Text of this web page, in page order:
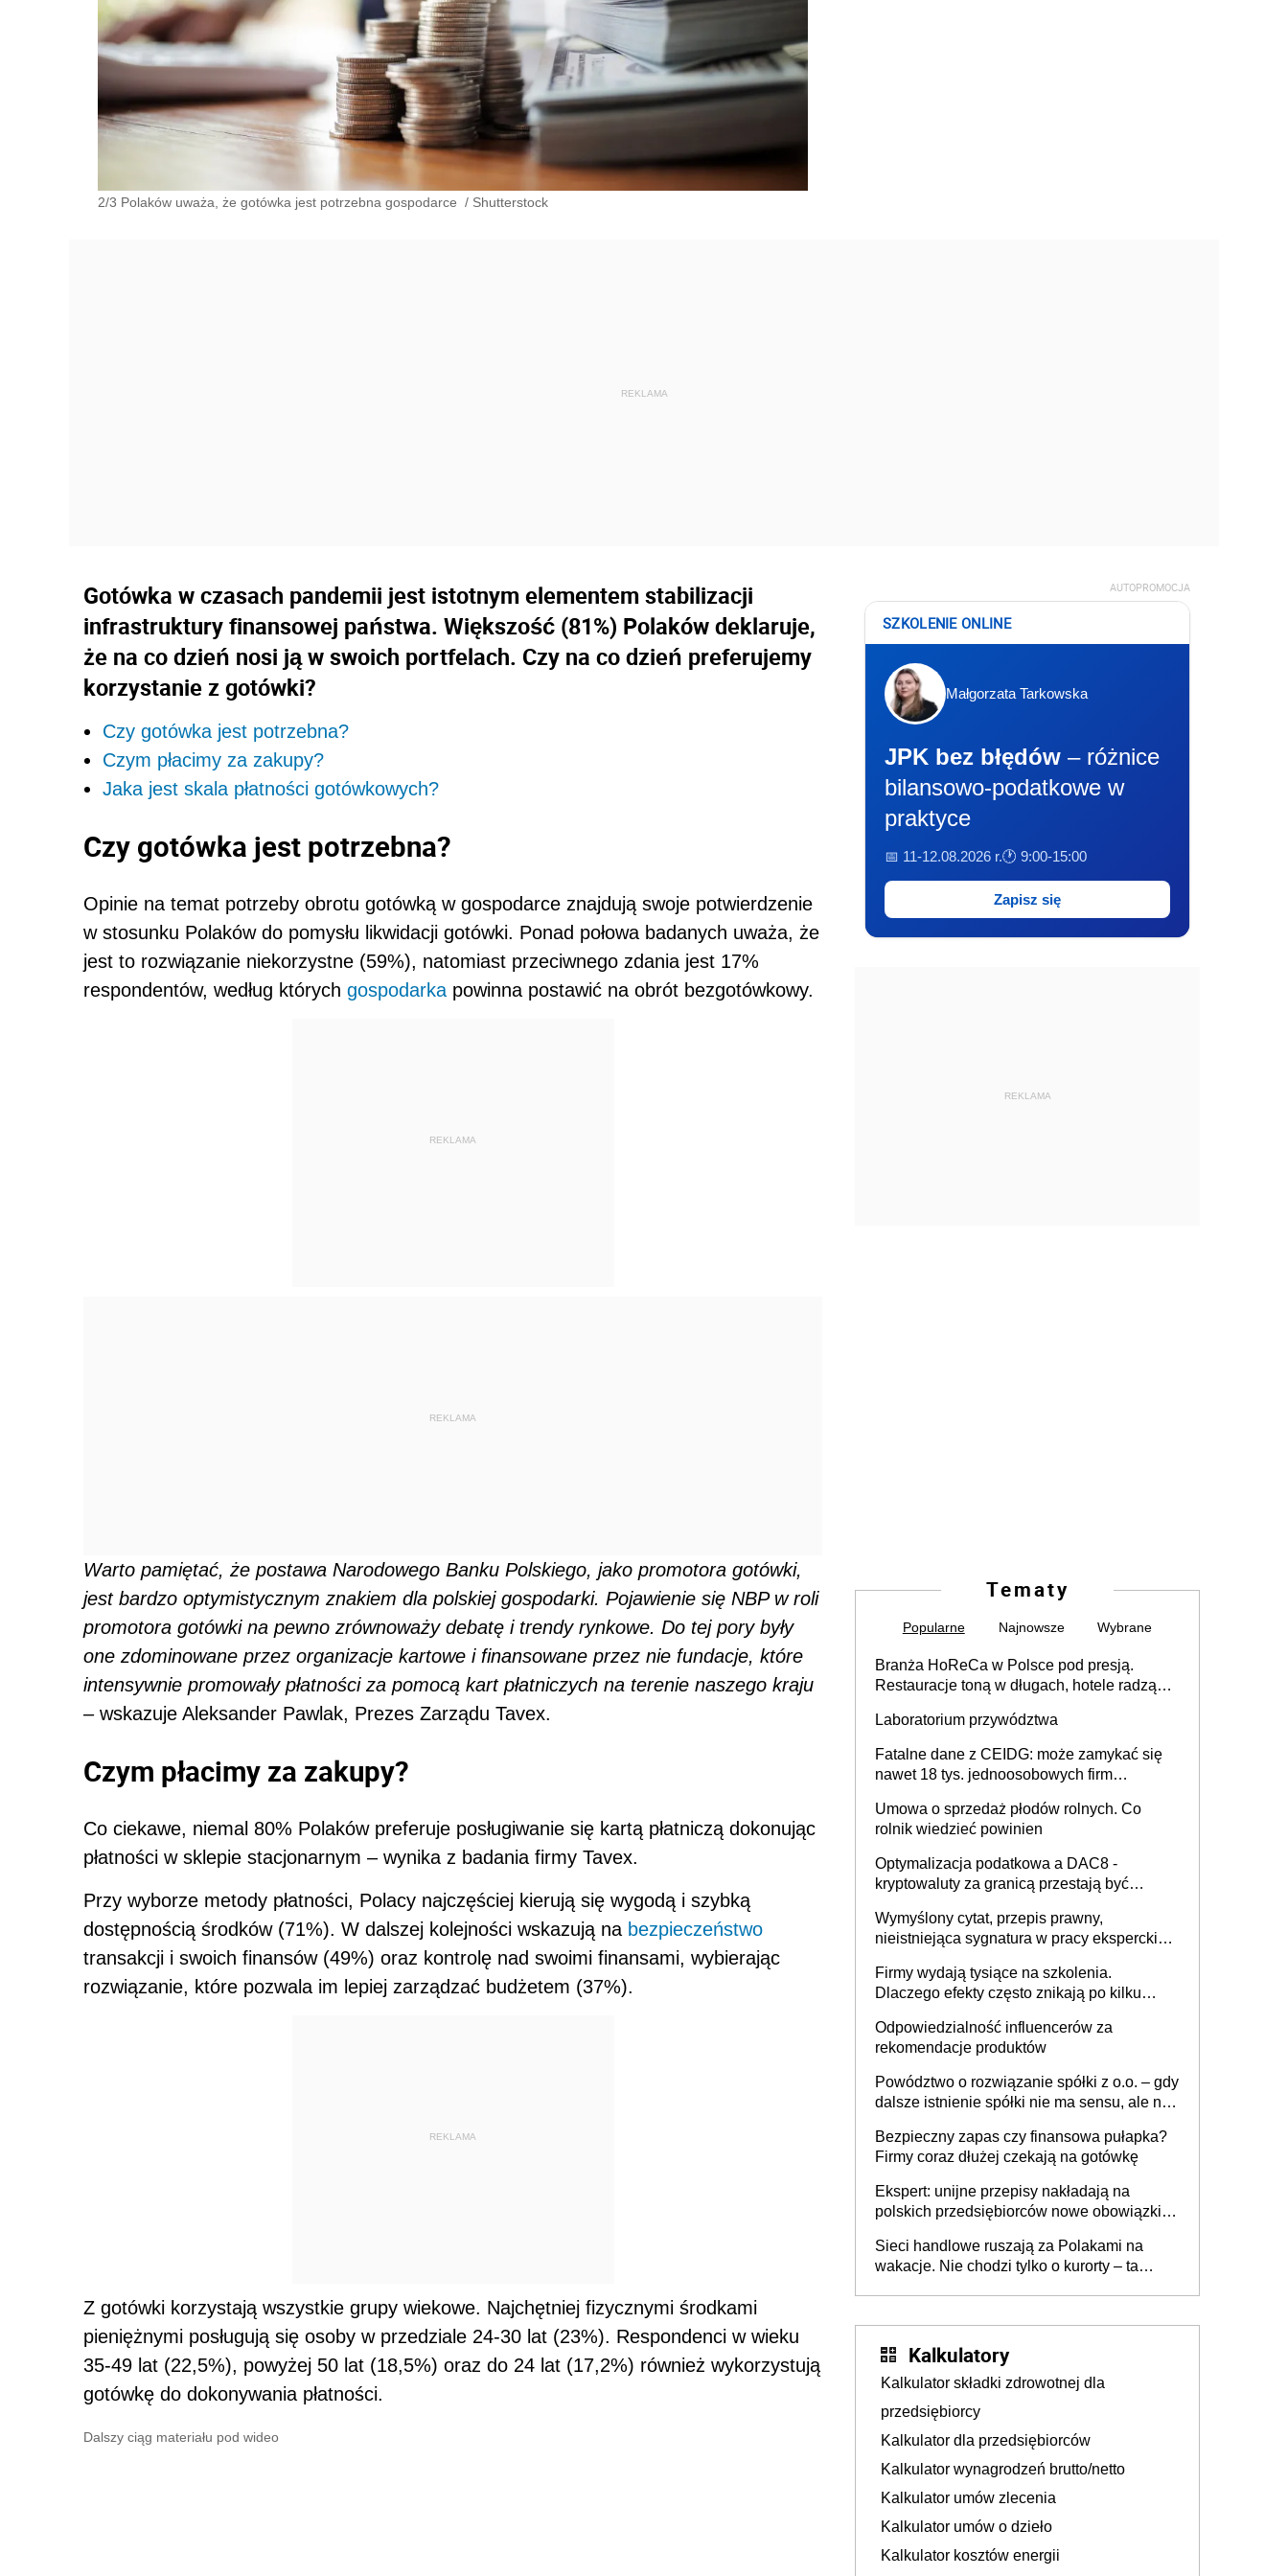
2/3 Polaków uważa, że gotówka jest potrzebna gospodarce / Shutterstock
Gotówka w czasach pandemii jest istotnym elementem stabilizacji
infrastruktury finansowej państwa. Większość (81%) Polaków deklaruje,
że na co dzień nosi ją w swoich portfelach. Czy na co dzień preferujemy
korzystanie z gotówki?
Czy gotówka jest potrzebna?
Czym płacimy za zakupy?
Jaka jest skala płatności gotówkowych?
Czy gotówka jest potrzebna?
Opinie na temat potrzeby obrotu gotówką w gospodarce znajdują swoje potwierdzenie
w stosunku Polaków do pomysłu likwidacji gotówki. Ponad połowa badanych uważa, że
jest to rozwiązanie niekorzystne (59%), natomiast przeciwnego zdania jest 17%
respondentów, według których gospodarka powinna postawić na obrót bezgotówkowy.
REKLAMA
REKLAMA
Warto pamiętać, że postawa Narodowego Banku Polskiego, jako promotora gotówki,
jest bardzo optymistycznym znakiem dla polskiej gospodarki. Pojawienie się NBP w roli
promotora gotówki na pewno zrównoważy debatę i trendy rynkowe. Do tej pory były
one zdominowane przez organizacje kartowe i finansowane przez nie fundacje, które
intensywnie promowały płatności za pomocą kart płatniczych na terenie naszego kraju
– wskazuje Aleksander Pawlak, Prezes Zarządu Tavex.
Czym płacimy za zakupy?
Co ciekawe, niemal 80% Polaków preferuje posługiwanie się kartą płatniczą dokonując
płatności w sklepie stacjonarnym – wynika z badania firmy Tavex.
Przy wyborze metody płatności, Polacy najczęściej kierują się wygodą i szybką
dostępnością środków (71%). W dalszej kolejności wskazują na bezpieczeństwo
transakcji i swoich finansów (49%) oraz kontrolę nad swoimi finansami, wybierając
rozwiązanie, które pozwala im lepiej zarządzać budżetem (37%).
REKLAMA
Z gotówki korzystają wszystkie grupy wiekowe. Najchętniej fizycznymi środkami
pieniężnymi posługują się osoby w przedziale 24-30 lat (23%). Respondenci w wieku
35-49 lat (22,5%), powyżej 50 lat (18,5%) oraz do 24 lat (17,2%) również wykorzystują
gotówkę do dokonywania płatności.
Dalszy ciąg materiału pod wideo
AUTOPROMOCJA
SZKOLENIE ONLINE
Małgorzata Tarkowska
JPK bez błędów – różnice
bilansowo-podatkowe w
praktyce
📅 11-12.08.2026 r.🕐 9:00-15:00
Zapisz się
REKLAMA
Tematy
Popularne Najnowsze Wybrane
Branża HoReCa w Polsce pod presją.
Restauracje toną w długach, hotele radzą
Laboratorium przywództwa
Fatalne dane z CEIDG: może zamykać się
nawet 18 tys. jednoosobowych firm
Umowa o sprzedaż płodów rolnych. Co
rolnik wiedzieć powinien
Optymalizacja podatkowa a DAC8 -
kryptowaluty za granicą przestają być
Wymyślony cytat, przepis prawny,
nieistniejąca sygnatura w pracy eksperckiej -
firmie
Firmy wydają tysiące na szkolenia.
Dlaczego efekty często znikają po kilku
Odpowiedzialność influencerów za
rekomendacje produktów
Powództwo o rozwiązanie spółki z o.o. – gdy
dalsze istnienie spółki nie ma sensu, ale nie
Bezpieczny zapas czy finansowa pułapka?
Firmy coraz dłużej czekają na gotówkę
Ekspert: unijne przepisy nakładają na
polskich przedsiębiorców nowe obowiązki w
Sieci handlowe ruszają za Polakami na
wakacje. Nie chodzi tylko o kurorty – ta
Kalkulatory
Kalkulator składki zdrowotnej dla
przedsiębiorcy
Kalkulator dla przedsiębiorców
Kalkulator wynagrodzeń brutto/netto
Kalkulator umów zlecenia
Kalkulator umów o dzieło
Kalkulator kosztów energii